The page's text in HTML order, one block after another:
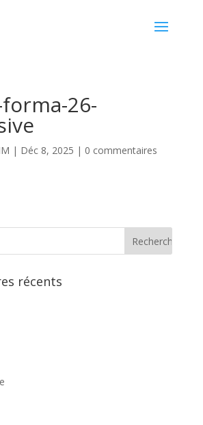
26-
| Déc 8, 2025 | 0 commentaires
récents